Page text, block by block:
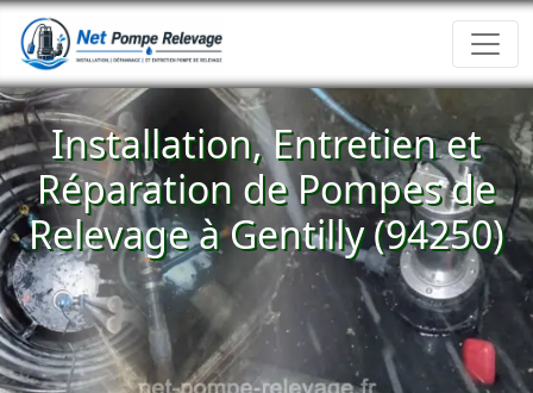
Installation, Entretien et
Réparation de Pompes de
Relevage à Gentilly (94250)